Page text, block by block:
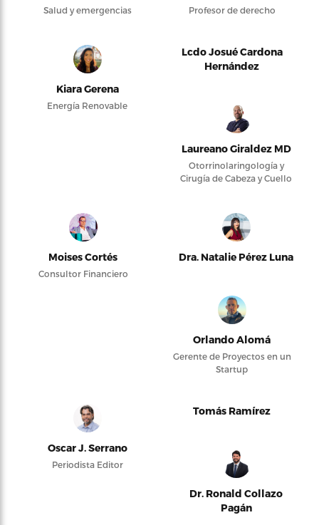
Salud y emergencias Profesor de derecho
Kiara Gerena
Energía Renovable
Lcdo Josué Cardona
Hernández
Laureano Giraldez MD
Otorrinolaringología y
Cirugía de Cabeza y Cuello
Moises Cortés
Consultor Financiero
Dra. Natalie Pérez Luna
Orlando Alomá
Gerente de Proyectos en un
Startup
Oscar J. Serrano
Periodista Editor
Tomás Ramírez
Dr. Ronald Collazo
Pagán